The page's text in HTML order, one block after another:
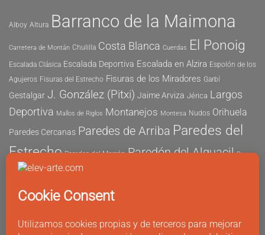
Alboy Altura Barranco de la Maimona
Carretera de Montán Chulilla Costa Blanca Cuerdas El Ponoig
Escalada Clásica Escalada Deportiva Escalada en Alzira Espolón de los
Agujeros Fisuras del Estrecho Fisuras de los Miradores Garbí
Gestalgar J. González (Pitxi) Jaime Arviza Jérica Largos
Deportiva Mallos de Riglos Montanejos Montesa Nudos Orihuela
Paredes Cercanas Paredes de Arriba Paredes del
Estrecho Paredes del Morrón Paredón del Alguacil Pau
Peña María Peñón de Ifach
Este Sector Sur Sector Tubo Seguridad
Fuertes Álvaro Vernich